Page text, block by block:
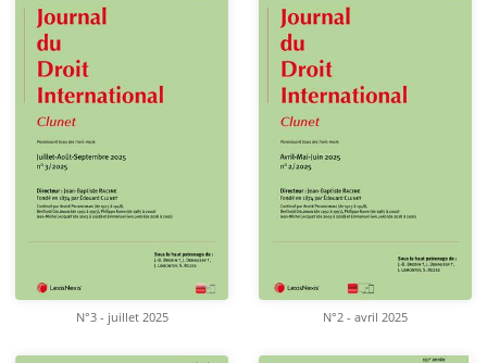
N°3 - juillet 2025 N°2 - avril 2025